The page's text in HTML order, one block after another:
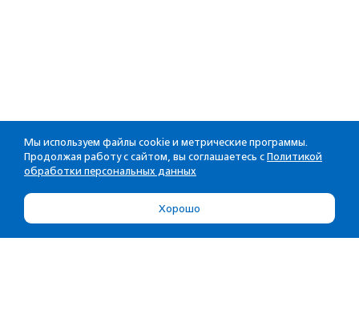
Мы используем файлы cookie и метрические программы.
Продолжая работу с сайтом, вы соглашаетесь с Политикой
обработки персональных данных
Хорошо